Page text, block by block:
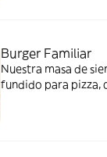
Burger Familiar
Nuestra masa de
fundido para pizza,